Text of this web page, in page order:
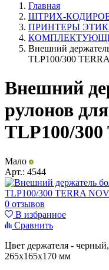
Главная
ШТРИХ-
ПРИНТЕРЫ
Внешний
TLP100/300
Внешний
рулонов
TLP100/
Мало
Арт.: 4544
0 отзывов
В избранное
Сравнить
Цвет держателя -
265х165х170 мм